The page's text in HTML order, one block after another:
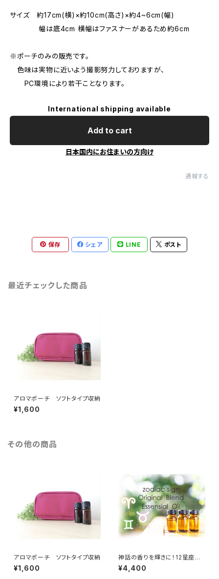
サイズ 約17cm(横)×約10cm(高さ)×約4~6cm(幅)
幅は底4cm 横幅はファスナーがあるため約6cm
※ポーチのみの販売です。
色味は実物に近いよう撮影努力しておりますが、
PC環境により若干ことなります。
International shipping available
Add to cart
日本国内にお住まいの方向け
通報する
保存 シェア LINE ポスト
最近チェックした商品
アロマポーチ ソフトタイプ収納
¥1,600
その他の商品
アロマポーチ ソフトタイプ収納
¥1,600
神話の香りを輝きに！12星座ブ
レンドオイル(おひつじ、おうし、
ふたご)
¥4,400